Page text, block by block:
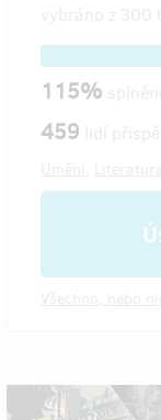
115%
459